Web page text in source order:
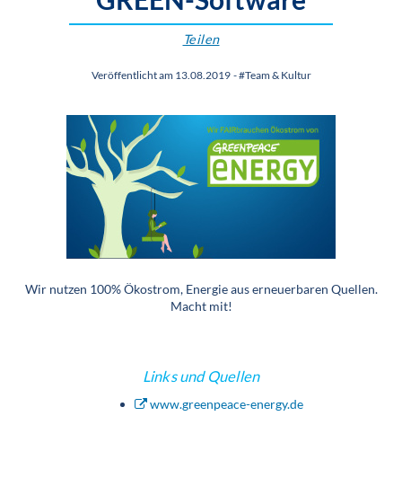
Teilen
Veröffentlicht am 13.08.2019 -#Team & Kultur
Wir nutzen 100% Ökostrom, Energie aus erneuerbaren Quellen.
Macht mit!
Links und Quellen
www.greenpeace-energy.de